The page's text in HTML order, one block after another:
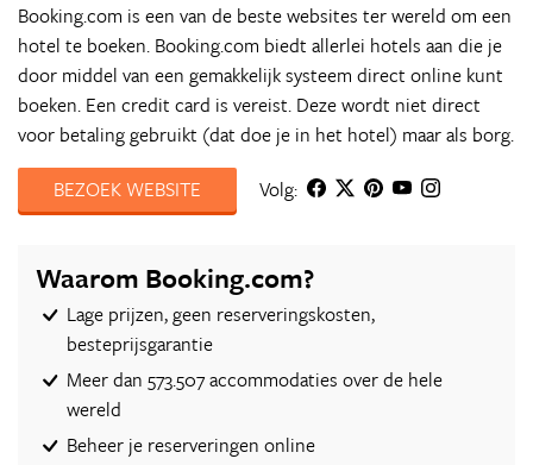
Booking.com is een van de beste websites ter wereld om een
hotel te boeken. Booking.com biedt allerlei hotels aan die je
door middel van een gemakkelijk systeem direct online kunt
boeken. Een credit card is vereist. Deze wordt niet direct
voor betaling gebruikt (dat doe je in het hotel) maar als borg.
BEZOEK WEBSITE
Volg:
Waarom Booking.com?
Lage prijzen, geen reserveringskosten,
besteprijsgarantie
Meer dan 573.507 accommodaties over de hele
wereld
Beheer je reserveringen online